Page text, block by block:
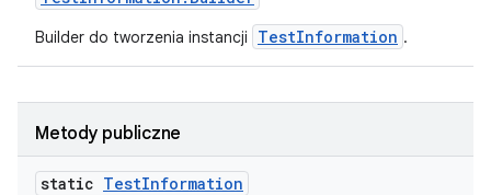
Builder do tworzenia instancji TestInformation .
Metody publiczne
static TestInformation